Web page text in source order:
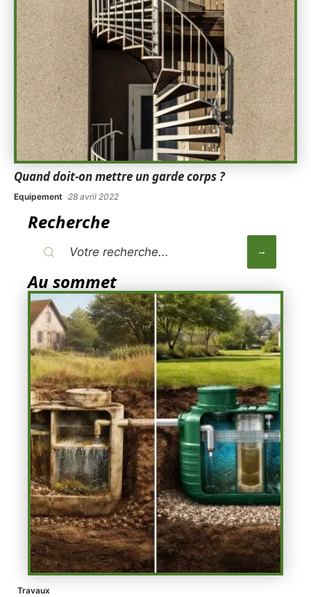
Quand doit-on mettre un garde corps ?
Equipement 28 avril 2022
Recherche
Au sommet
Travaux